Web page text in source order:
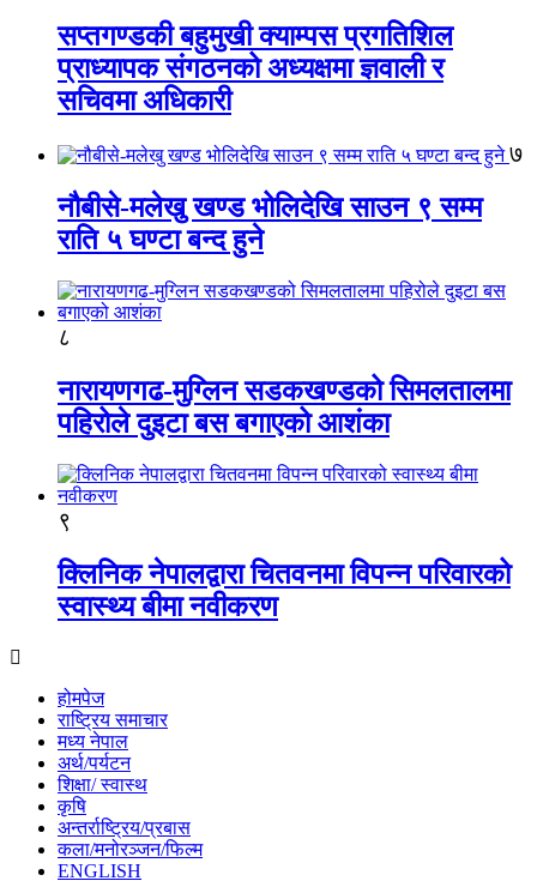
सप्तगण्डकी बहुमुखी क्याम्पस प्रगतिशिल
प्राध्यापक संगठनको अध्यक्षमा ज्ञवाली र
सचिवमा अधिकारी
७
नौबीसे-मलेखु खण्ड भोलिदेखि साउन ९ सम्म
राति ५ घण्टा बन्द हुने
८
नारायणगढ-मुग्लिन सडकखण्डको सिमलतालमा
पहिरोले दुइटा बस बगाएको आशंका
९
क्लिनिक नेपालद्वारा चितवनमा विपन्न परिवारको
स्वास्थ्य बीमा नवीकरण
होमपेज
राष्ट्रिय समाचार
मध्य नेपाल
अर्थ/पर्यटन
शिक्षा/ स्वास्थ
कृषि
अन्तर्राष्ट्रिय/प्रबास
कला/मनोरञ्जन/फिल्म
ENGLISH